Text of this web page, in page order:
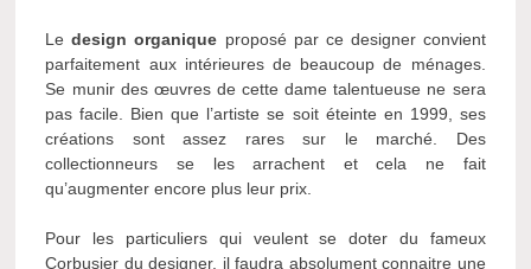
Ledesign organique proposé par ce designer convient
parfaitement aux intérieures de beaucoup de ménages.
Se munir des œuvres de cette dame talentueuse ne sera
pas facile. Bien que l’artiste se soit éteinte en 1999, ses
créations sont assez rares sur le marché. Des
collectionneurs se les arrachent et cela ne fait
qu’augmenter encore plus leur prix.
Pour les particuliers qui veulent se doter du fameux
Corbusier du designer, il faudra absolument connaitre une